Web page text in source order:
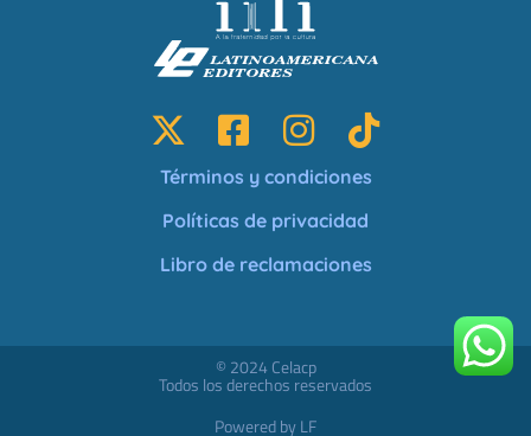
Términos y condiciones
Políticas de privacidad
Libro de reclamaciones
© 2024 Celacp
Todos los derechos reservados
Powered by LF